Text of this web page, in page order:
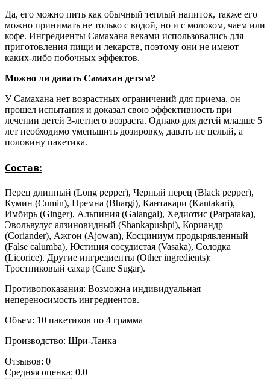
Да, его можно пить как обычный теплый напиток, также его
можно принимать не только с водой, но и с молоком, чаем или
кофе. Ингредиенты Самахана веками использовались для
приготовления пищи и лекарств, поэтому они не имеют
каких-либо побочных эффектов.
Можно ли давать Самахан детям?
У Самахана нет возрастных ограничений для приема, он
прошел испытания и доказал свою эффективность при
лечении детей 3-летнего возраста. Однако для детей младше 5
лет необходимо уменьшить дозировку, давать не целый, а
половину пакетика.
Состав:
Перец длинный (Long pepper), Черный перец (Black pepper),
Кумин (Cumin), Премна (Bhargi), Кантакари (Kantakari),
Имбирь (Ginger), Альпиния (Galangal), Хедиотис (Parpataka),
Эвольвулус алзиновидный (Shankapushpi), Кориандр
(Coriander), Ажгон (Ajowan), Косциниум продырявленный
(False calumba), Юстиция сосудистая (Vasaka), Солодка
(Licorice). Другие ингредиенты (Other ingredients):
Тростниковый сахар (Cane Sugar).
Противопоказания: Возможна индивидуальная
непереносимость ингредиентов.
Объем: 10 пакетиков по 4 грамма
Производство: Шри-Ланка
Отзывов: 0
Средняя оценка: 0.0